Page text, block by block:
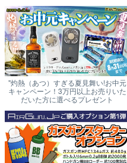
"灼熱（あつ）すぎる夏見舞い!お中元
キャンペーン！3万円以上お売りいた
だいた方に選べるプレゼント